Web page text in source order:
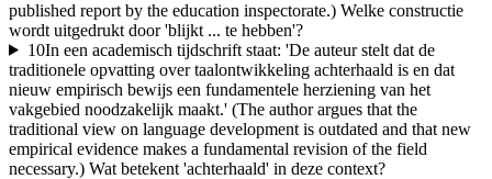
published report by the education inspectorate.) Welke constructie
wordt uitgedrukt door 'blijkt ... te hebben'?
10In een academisch tijdschrift staat: 'De auteur stelt dat de
traditionele opvatting over taalontwikkeling achterhaald is en dat
nieuw empirisch bewijs een fundamentele herziening van het
vakgebied noodzakelijk maakt.' (The author argues that the
traditional view on language development is outdated and that new
empirical evidence makes a fundamental revision of the field
necessary.) Wat betekent 'achterhaald' in deze context?